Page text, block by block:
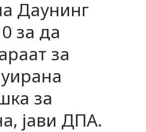
Даунинг
за да
за
за
јави ДПА.